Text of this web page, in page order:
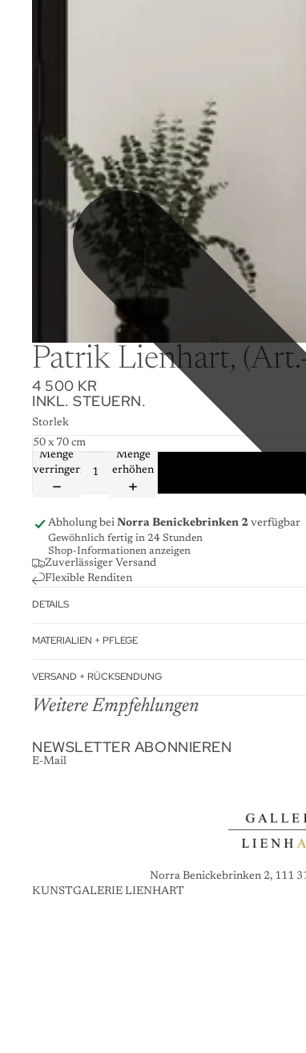
Patrik Lienhart,
4 500 KR
INKL. STEUERN.
Storlek
Menge
verringern
Menge
erhöhen
Abholung bei Norra Benickebrinken 2 verfügbar
Gewöhnlich fertig in 24 Stunden
Shop-Informationen anzeigen
Zuverlässiger Versand
Flexible Renditen
DETAILS
MATERIALIEN + PFLEGE
VERSAND + RÜCKSENDUNG
Weitere Empfehlungen
NEWSLETTER ABONNIEREN
E-Mail
Norra Benickebrinken 2, 111
KUNSTGALERIE LIENHART